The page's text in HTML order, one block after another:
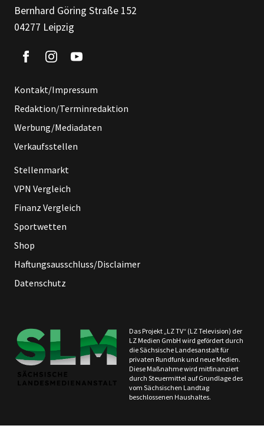
Bernhard Göring Straße 152
04277 Leipzig
Kontakt/Impressum
Redaktion/Terminredaktion
Werbung/Mediadaten
Verkaufsstellen
Stellenmarkt
VPN Vergleich
Finanz Vergleich
Sportwetten
Shop
Haftungsausschluss/Disclaimer
Datenschutz
Das Projekt „LZ TV“ (LZ Television) der
LZ Medien GmbH wird gefördert durch
die Sächsische Landesanstalt für
privaten Rundfunk und neue Medien.
Diese Maßnahme wird mitfinanziert
durch Steuermittel auf Grundlage des
vom Sächsischen Landtag
beschlossenen Haushaltes.